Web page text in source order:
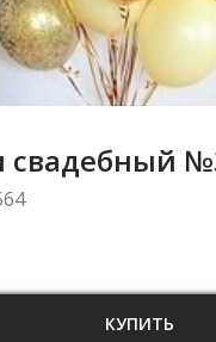
свадебный
КУПИТЬ